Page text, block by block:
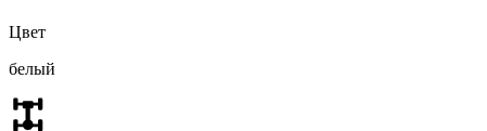
Цвет
белый